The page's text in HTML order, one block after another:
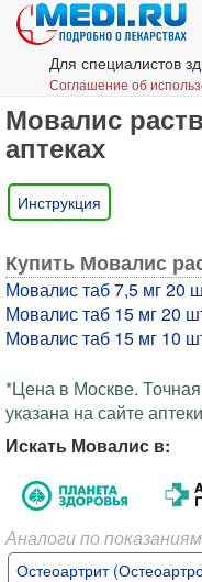
Для специалистов
Соглашение об
Мовалис
аптеках
Инструкция
Купить Мовалис
Мовалис таб 7,5 мг 20
Мовалис таб 15 мг 20
Мовалис таб 15 мг 10
*Цена в Москве.
указана на сайте
Искать Мовалис в:
Аналоги по
Остеоартрит